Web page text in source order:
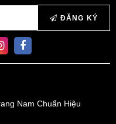
ĐĂNG KÝ
Nam Chuẩn Hiệu